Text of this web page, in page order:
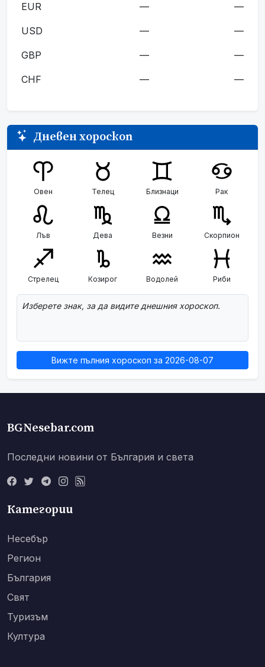
EUR — —
USD — —
GBP — —
CHF — —
Дневен хороскоп
Овен Телец Близнаци Рак
Лъв Дева Везни Скорпион
Стрелец Козирог Водолей Риби
Изберете знак, за да видите днешния хороскоп.
Вижте пълния хороскоп за 2026-08-07
BGNesebar.com
Последни новини от България и света
Категории
Несебър
Регион
България
Свят
Туризъм
Култура